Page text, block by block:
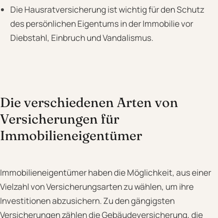
Die Hausratversicherung ist wichtig für den Schutz
des persönlichen Eigentums in der Immobilie vor
Diebstahl, Einbruch und Vandalismus.
Die verschiedenen Arten von
Versicherungen für
Immobilieneigentümer
Immobilieneigentümer haben die Möglichkeit, aus einer
Vielzahl von Versicherungsarten zu wählen, um ihre
Investitionen abzusichern. Zu den gängigsten
Versicherungen zählen die Gebäudeversicherung, die